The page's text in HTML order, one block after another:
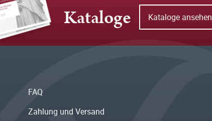
Kataloge Kataloge ansehen
FAQ
Zahlung und Versand